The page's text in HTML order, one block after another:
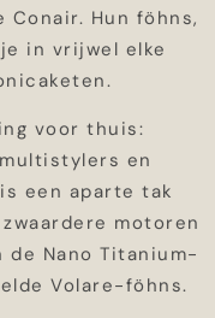
Conair. Hun föhns,
in vrijwel elke
voor thuis:
en
een aparte tak
motoren
Nano Titanium-
Volare-föhns.